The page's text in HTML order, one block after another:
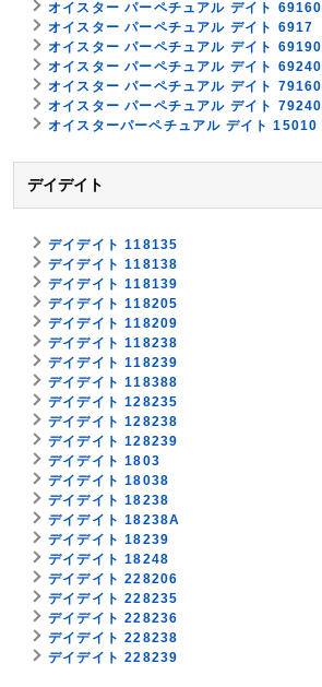
オイスター パーペチュアル デイト 69160
オイスター パーペチュアル デイト 6917
オイスター パーペチュアル デイト 69190
オイスター パーペチュアル デイト 69240
オイスター パーペチュアル デイト 79160
オイスター パーペチュアル デイト 79240
オイスターパーペチュアル デイト 15010
デイデイト
デイデイト 118135
デイデイト 118138
デイデイト 118139
デイデイト 118205
デイデイト 118209
デイデイト 118238
デイデイト 118239
デイデイト 118388
デイデイト 128235
デイデイト 128238
デイデイト 128239
デイデイト 1803
デイデイト 18038
デイデイト 18238
デイデイト 18238A
デイデイト 18239
デイデイト 18248
デイデイト 228206
デイデイト 228235
デイデイト 228236
デイデイト 228238
デイデイト 228239